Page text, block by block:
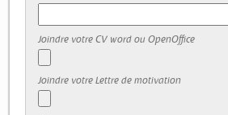
Joindre votre CV word ou OpenOffice
Joindre votre Lettre de motivation